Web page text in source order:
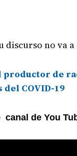
discurso no va
productor de
del COVID-19
canal de You